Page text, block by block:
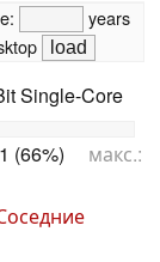
years
Single-Core
(66%) макс.: